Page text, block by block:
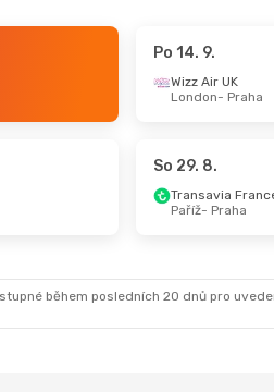
Po 14. 9.
Wizz Air UK
London- Praha
So 29. 8.
Transavia
Paříž- Praha
během posledních 20 dnů pro